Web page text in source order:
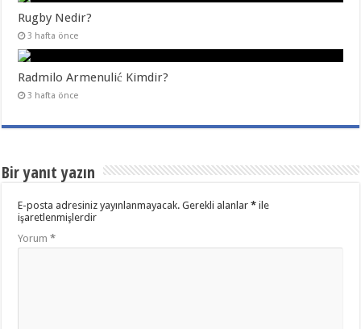
Rugby Nedir?
3 hafta önce
Radmilo Armenulić Kimdir?
3 hafta önce
Bir yanıt yazın
E-posta adresiniz yayınlanmayacak. Gerekli alanlar* ile
işaretlenmişlerdir
Yorum*